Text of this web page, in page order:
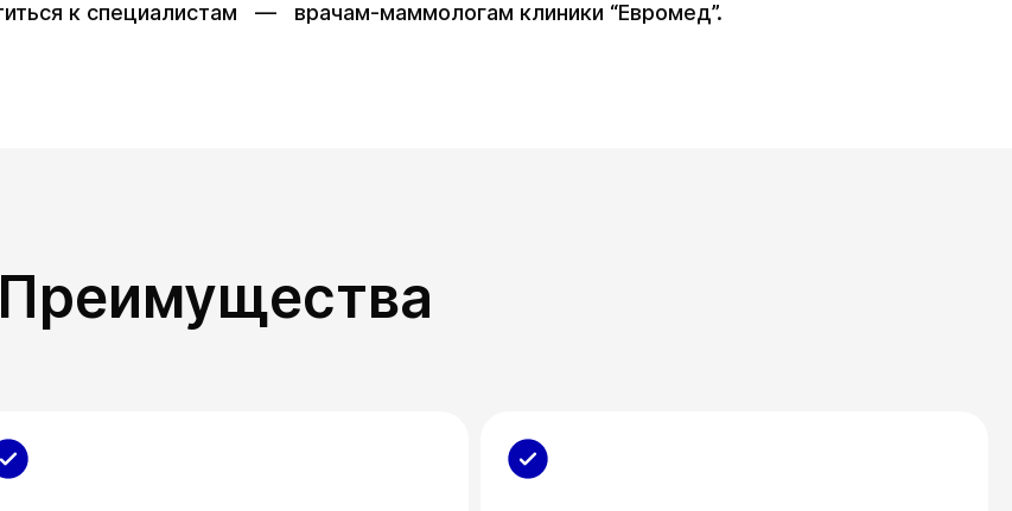
к специалистам — врачам-маммологам клиники “Евромед”.
Преимущества